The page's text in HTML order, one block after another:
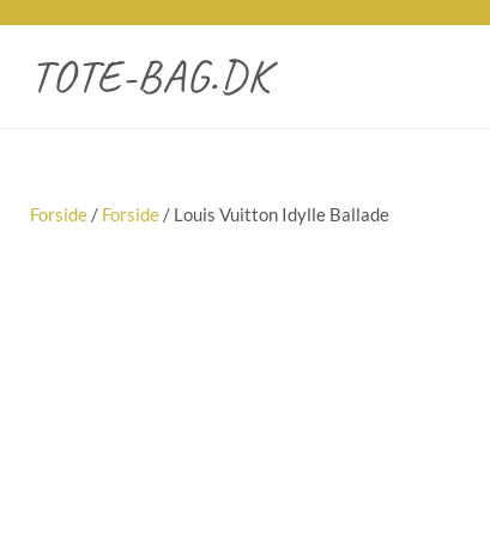
TOTE-BAG.DK
Forside / Forside / Louis Vuitton Idylle Ballade